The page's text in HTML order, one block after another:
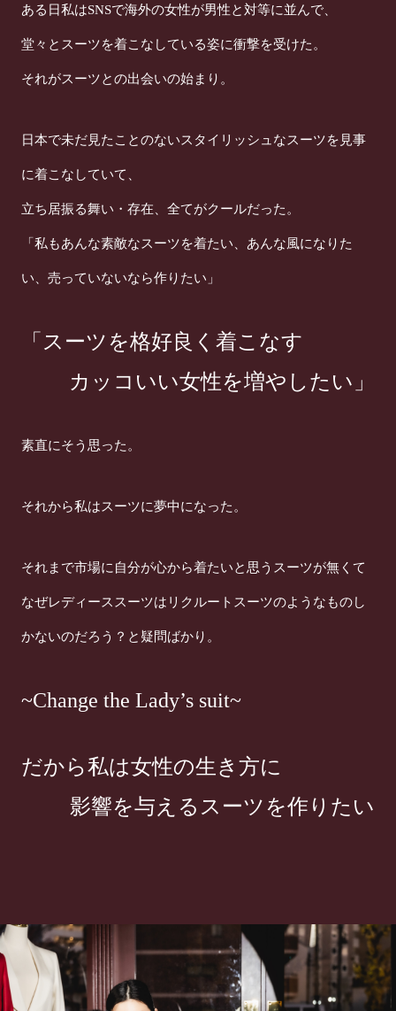
ある日私はSNSで海外の女性が男性と対等に並んで、
堂々とスーツを着こなしている姿に衝撃を受けた。
それがスーツとの出会いの始まり。
日本で未だ見たことのないスタイリッシュなスーツを見事
に着こなしていて、
立ち居振る舞い・存在、全てがクールだった。
「私もあんな素敵なスーツを着たい、あんな風になりた
い、売っていないなら作りたい」
「スーツを格好良く着こなす
カッコいい女性を増やしたい」
素直にそう思った。
それから私はスーツに夢中になった。
それまで市場に自分が心から着たいと思うスーツが無くて
なぜレディーススーツはリクルートスーツのようなものし
かないのだろう？と疑問ばかり。
~Change the Lady’s suit~
だから私は女性の生き方に
影響を与えるスーツを作りたい